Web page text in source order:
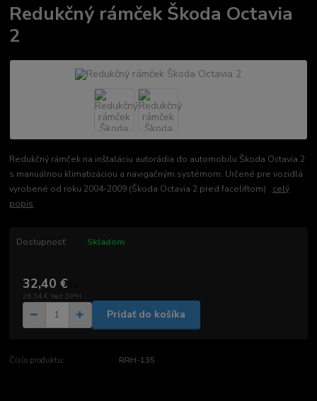
Redukčný rámček Škoda Octavia
2
Redukčný rámček na inštaláciu autorádia do automobilu Škoda Octavia 2
s manuálnou klimatizáciou a navigačným systémom. Určené pre vozidlá
vyrobené od roku 2004-2009 (Škoda Octavia 2 pred faceliftom) celý
popis
Dostupnosť Skladom
32,40 €
26,34 € bez DPH
Pridať do košíka
Číslo produktu: RRH-135